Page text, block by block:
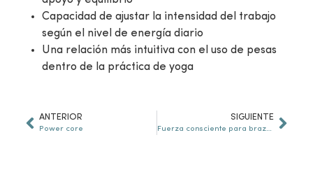
Capacidad de ajustar la intensidad del trabajo
según el nivel de energía diario
Una relación más intuitiva con el uso de pesas
dentro de la práctica de yoga
ANTERIOR
Power core
SIGUIENTE
Fuerza consciente para brazos y hombros